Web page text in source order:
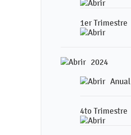
1er Trimestre
2024
Anual
4to Trimestre